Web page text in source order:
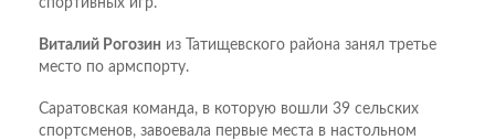
спортивных игр.
Виталий Рогозин из Татищевского района занял третье
место по армспорту.
Саратовская команда, в которую вошли 39 сельских
спортсменов, завоевала первые места в настольном